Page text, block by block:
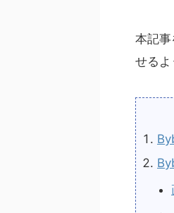
本記
せるよ